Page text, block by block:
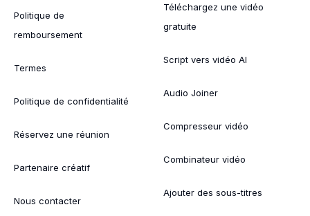
Politique de
remboursement
Termes
Politique de confidentialité
Réservez une réunion
Partenaire créatif
Nous contacter
Téléchargez une vidéo
gratuite
Script vers vidéo AI
Audio Joiner
Compresseur vidéo
Combinateur vidéo
Ajouter des sous-titres